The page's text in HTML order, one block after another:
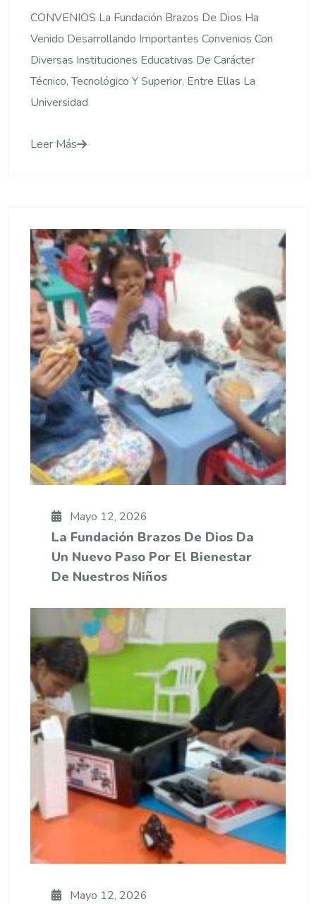
CONVENIOS La Fundación Brazos De Dios Ha
Venido Desarrollando Importantes Convenios Con
Diversas Instituciones Educativas De Carácter
Técnico, Tecnológico Y Superior, Entre Ellas La
Universidad
Leer Más
Mayo 12, 2026
La Fundación Brazos De Dios Da
Un Nuevo Paso Por El Bienestar
De Nuestros Niños
Mayo 12, 2026